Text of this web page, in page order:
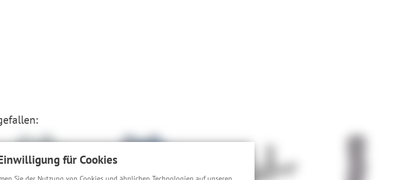
für Cookies